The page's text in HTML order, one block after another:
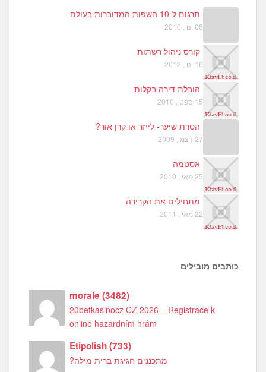
תרגום ל-10 השפות המדוברות בעולם
08 ינו , 2010
קורס ניהול רשתות
16 ינו , 2012
הובלת דירה בקלות
15 ספט , 2010
הסרת שיער- לייזר או קרן אור?
27 דצמ , 2009
אסטמה
25 מאי , 2010
מתחילים את הקרירה
22 מאי , 2011
כותבים מובילים
morale(3482)
20betkasinocz CZ 2026 – Registrace k
online hazardním hrám
Etipolish(733)
מתכננים חגיגת ברית מילה?